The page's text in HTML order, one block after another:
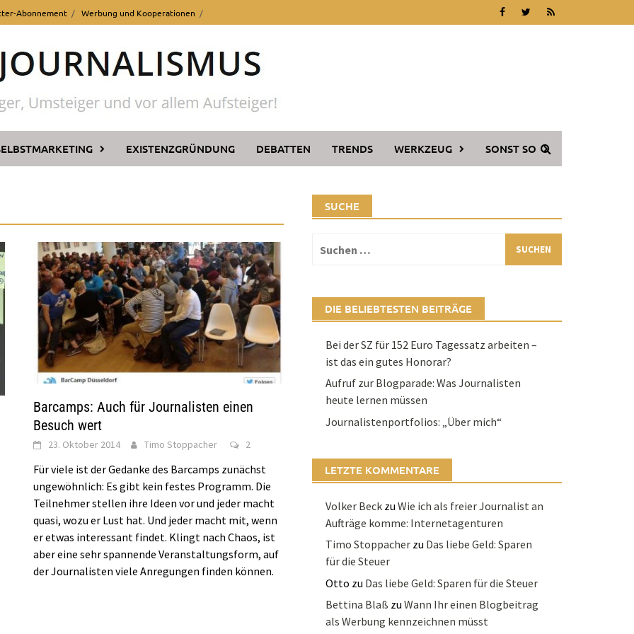
Abonnement Werbung und Kooperationen
EXISTENZGRÜNDUNG DEBATTEN TRENDS WERKZEUG SONST SO
Barcamps: Auch für Journalisten einen
Besuch wert
23. Oktober 2014 Timo Stoppacher 2
Für viele ist der Gedanke des Barcamps zunächst
ungewöhnlich: Es gibt kein festes Programm. Die
Teilnehmer stellen ihre Ideen vor und jeder macht
quasi, wozu er Lust hat. Und jeder macht mit, wenn
er etwas interessant findet. Klingt nach Chaos, ist
aber eine sehr spannende Veranstaltungsform, auf
der Journalisten viele Anregungen finden können.
SUCHE
nach:
DIE BELIEBTESTEN BEITRÄGE
Bei der SZ für 152 Euro Tagessatz arbeiten –
ist das ein gutes Honorar?
Aufruf zur Blogparade: Was Journalisten
heute lernen müssen
Journalistenportfolios: „Über mich“
LETZTE KOMMENTARE
Volker Beckzu Wie ich als freier Journalist an
Aufträge komme: Internetagenturen
Timo Stoppacherzu Das liebe Geld: Sparen
für die Steuer
Otto zu Das liebe Geld: Sparen für die Steuer
Bettina Blaß zu Wann Ihr einen Blogbeitrag
als Werbung kennzeichnen müsst